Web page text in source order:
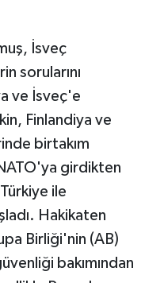
İsveç
sorularını
ve İsveç'e
Finlandiya ve
birtakım
girdikten
ile
Hakikaten
Birliği'nin (AB)
bakımından